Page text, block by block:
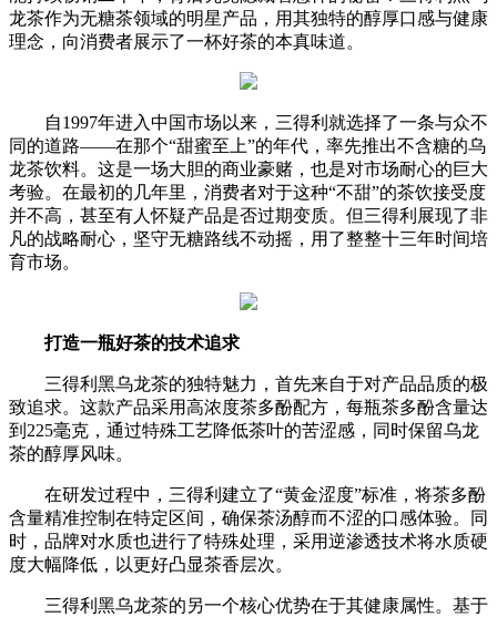
龙茶作为无糖茶领域的明星产品，用其独特的醇厚口感与健康
理念，向消费者展示了一杯好茶的本真味道。
自1997年进入中国市场以来，三得利就选择了一条与众不
同的道路——在那个“甜蜜至上”的年代，率先推出不含糖的乌
龙茶饮料。这是一场大胆的商业豪赌，也是对市场耐心的巨大
考验。在最初的几年里，消费者对于这种“不甜”的茶饮接受度
并不高，甚至有人怀疑产品是否过期变质。但三得利展现了非
凡的战略耐心，坚守无糖路线不动摇，用了整整十三年时间培
育市场。
打造一瓶好茶的技术追求
三得利黑乌龙茶的独特魅力，首先来自于对产品品质的极
致追求。这款产品采用高浓度茶多酚配方，每瓶茶多酚含量达
到225毫克，通过特殊工艺降低茶叶的苦涩感，同时保留乌龙
茶的醇厚风味。
在研发过程中，三得利建立了“黄金涩度”标准，将茶多酚
含量精准控制在特定区间，确保茶汤醇而不涩的口感体验。同
时，品牌对水质也进行了特殊处理，采用逆渗透技术将水质硬
度大幅降低，以更好凸显茶香层次。
三得利黑乌龙茶的另一个核心优势在于其健康属性。基于